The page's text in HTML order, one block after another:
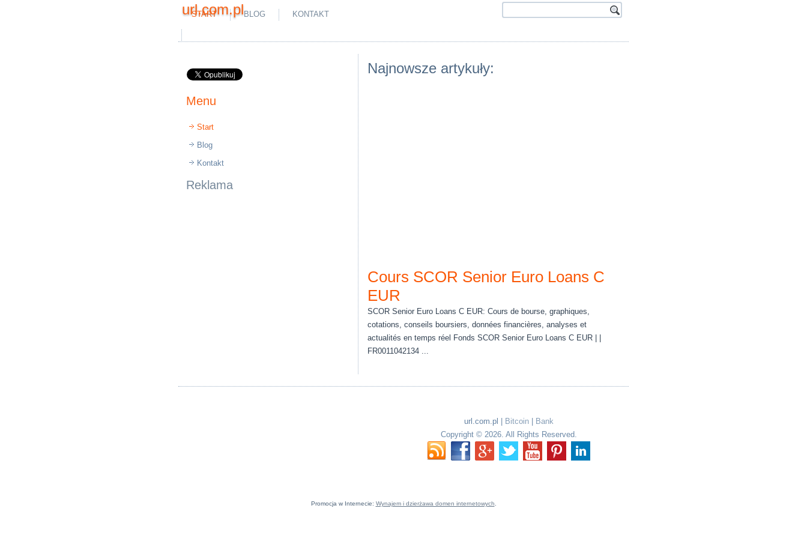
url.com.pl
START BLOG KONTAKT
Menu
Start
Blog
Kontakt
Reklama
Najnowsze artykuły:
Cours SCOR Senior Euro Loans C
EUR
SCOR Senior Euro Loans C EUR: Cours de bourse, graphiques,
cotations, conseils boursiers, données financières, analyses et
actualités en temps réel Fonds SCOR Senior Euro Loans C EUR | |
FR0011042134 ...
url.com.pl Bitcoin|
Bank
Copyright © 2026. All Rights Reserved.
Promocja w Internecie: Wynajem i dzierżawa domen internetowych